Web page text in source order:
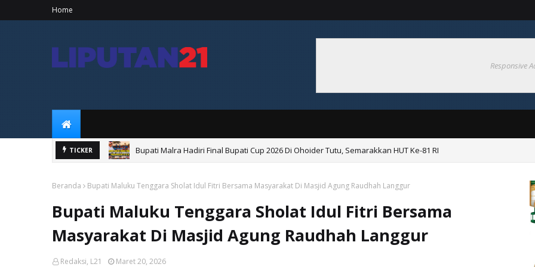
Home
Responsive
TICKER Bupati Malra Hadiri Final Bupati Cup 2026 Di Ohoider Tutu, Semarakkan HUT Ke-81 RI
Beranda Bupati Maluku Tenggara Sholat Idul Fitri Bersama Masyarakat Di Masjid Agung Raudhah Langgur
Bupati Maluku Tenggara Sholat Idul Fitri Bersama
Masyarakat Di Masjid Agung Raudhah Langgur
Redaksi, L21 Maret 20, 2026